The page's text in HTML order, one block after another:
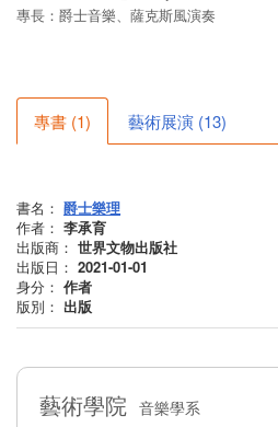
專長：爵士音樂、薩克斯風演奏
專書 (1) 藝術展演 (13)
書名： 爵士樂理
作者： 李承育
出版商： 世界文物出版社
出版日： 2021-01-01
身分： 作者
版別： 出版
藝術學院 音樂學系